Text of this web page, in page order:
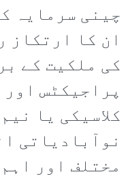
چینی سرمایہ
ان کا ارتکاز
کی ملکیت کے
پراجیکٹس
کلاسیکی یا
نوآبادیاتی
مختلف اور